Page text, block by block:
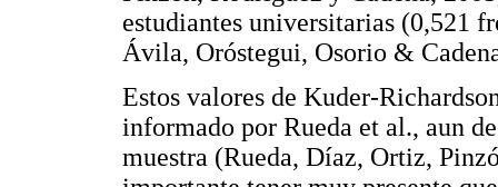
estudiantes universitarias (0,521
Ávila, Oróstegui, Osorio &
Estos valores de Kuder-
informado por Rueda et al., aun
muestra (Rueda, Díaz, Ortiz,